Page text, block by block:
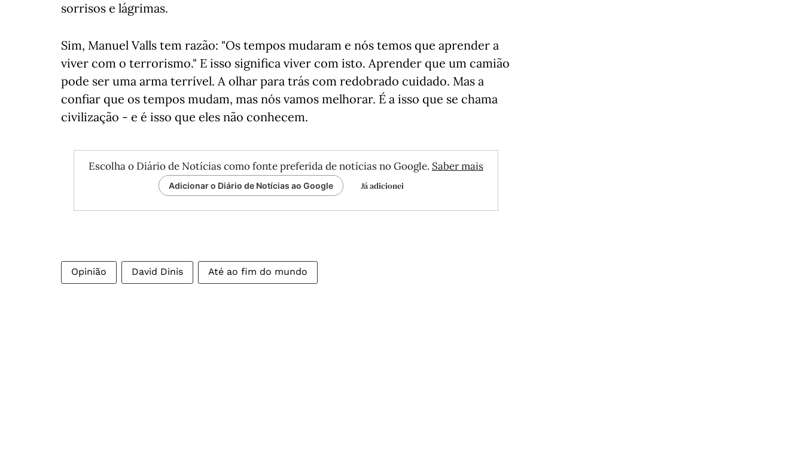
sorrisos e lágrimas.
Sim, Manuel Valls tem razão: "Os tempos mudaram e nós temos que aprender a
viver com o terrorismo." E isso significa viver com isto. Aprender que um camião
pode ser uma arma terrível. A olhar para trás com redobrado cuidado. Mas a
confiar que os tempos mudam, mas nós vamos melhorar. É a isso que se chama
civilização - e é isso que eles não conhecem.
Escolha o Diário de Notícias como fonte preferida de notícias no Google. Saber mais
Adicionar o Diário de Notícias ao Google Já adicionei
Opinião David Dinis Até ao fim do mundo